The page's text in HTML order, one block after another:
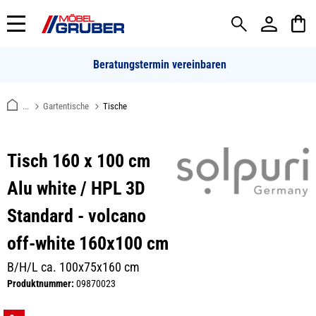
springen
Beratungstermin vereinbaren
... Gartentische Tische
Tisch 160 x 100 cm
Alu white / HPL 3D
Standard - volcano
off-white 160x100 cm
B/H/L ca. 100x75x160 cm
Produktnummer: 09870023